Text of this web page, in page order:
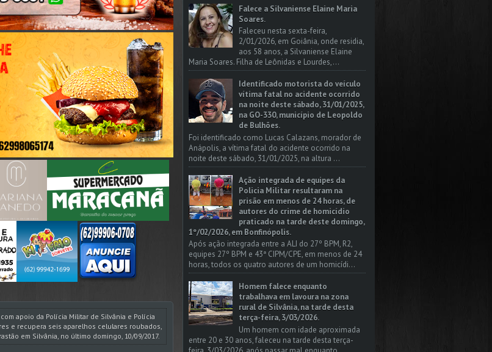
apoio da Polícia Militar de Silvânia e Polícia
e recupera seis aparelhos celulares roubados,
em Silvânia, no último domingo, 10/09/2017.
Falece a Silvaniense Elaine Maria
Soares.
Faleceu nesta sexta-feira,
2/01/2026, em Goiânia, onde residia,
aos 58 anos, a Silvaniense Elaine
Maria Soares. Filha de Leônidas e Lourdes,...
Identificado motorista do veículo
vítima fatal no acidente ocorrido
na noite deste sábado, 31/01/2025,
na GO-330, município de Leopoldo
de Bulhões.
Foi identificado como Lucas Calazans, morador de
Anápolis, a vítima fatal do acidente ocorrido na
noite deste sábado, 31/01/2025, na altura ...
Ação integrada de equipes da
Policia Militar resultaram na
prisão em menos de 24 horas, de
autores do crime de homicídio
praticado na tarde deste domingo,
1º/02/2026, em Bonfinópolis.
Após ação integrada entre a ALI do 27º BPM, R2,
equipes 27º BPM e 43ª CIPM/CPE, em menos de 24
horas, todos os quatro autores de um homicídi...
Homem falece enquanto
trabalhava em lavoura na zona
rural de Silvânia, na tarde desta
terça-feira, 3/03/2026.
Um homem com idade aproximada
entre 20 e 30 anos, faleceu na tarde desta terça-